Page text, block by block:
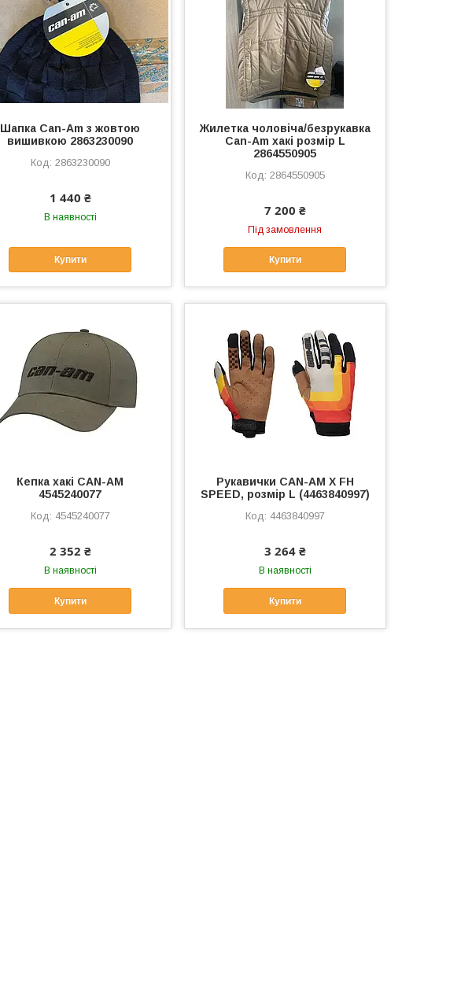
Шапка Can-Am з жовтою
вишивкою 2863230090
2863230090
1 440 ₴
В наявності
Купити
Жилетка чоловіча/безрукавка
Can-Am хакі розмір L
2864550905
2864550905
7 200 ₴
Під замовлення
Купити
Кепка хакі CAN-AM
4545240077
4545240077
2 352 ₴
В наявності
Купити
Рукавички CAN-AM X FH
SPEED, розмір L (4463840997)
4463840997
3 264 ₴
В наявності
Купити